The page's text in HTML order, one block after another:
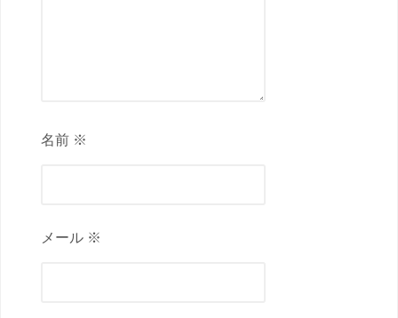
名前 ※
メール ※